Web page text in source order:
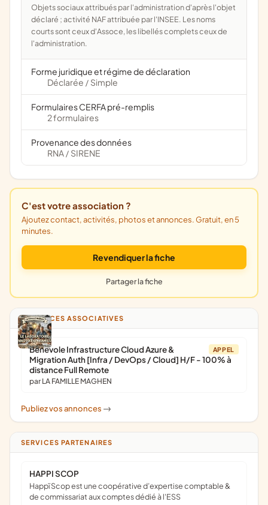
Objets sociaux attribués par l'administration d'après l'objet
déclaré ; activité NAF attribuée par l'INSEE. Les noms
courts sont ceux d'Assoce, les libellés complets ceux de
l'administration.
Forme juridique et régime de déclaration
Déclarée / Simple
Formulaires CERFA pré-remplis
2 formulaires
Provenance des données
RNA / SIRENE
C'est votre association ?
Ajoutez contact, activités, photos et annonces. Gratuit, en 5
minutes.
Revendiquer la fiche
Partager la fiche
ANNONCES ASSOCIATIVES
APPEL
Bénévole Infrastructure Cloud Azure &
Migration Auth [Infra / DevOps / Cloud] H/F - 100% à
distance Full Remote
par LA FAMILLE MAGHEN
Publiez vos annonces ->
SERVICES PARTENAIRES
HAPPI SCOP
Happï Scop est une coopérative d’expertise comptable &
de commissariat aux comptes dédié à l'ESS